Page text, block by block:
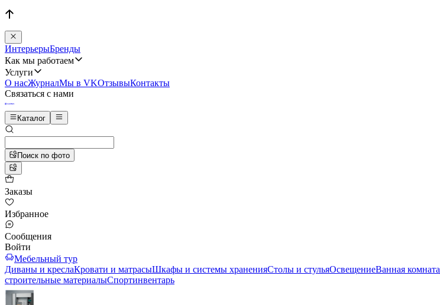
ИнтерьерыБренды
Как мы работаем
Услуги
О насЖурналМы в VKОтзывыКонтакты
Связаться с нами
Каталог
Поиск по фото
Заказы
Избранное
Сообщения
Войти
Мебельный тур
Диваны и креслаКровати и матрасыШкафы и системы храненияСтолы и стульяОсвещениеВанная комната
строительные материалыСпортинвентарь